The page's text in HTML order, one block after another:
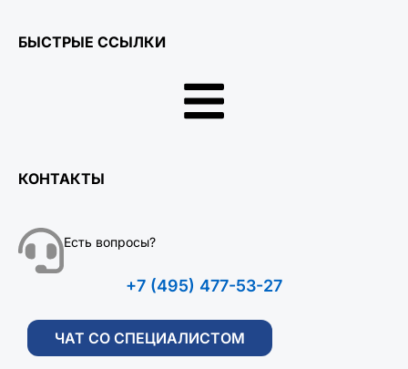
БЫСТРЫЕ ССЫЛКИ
КОНТАКТЫ
Есть вопросы?
+7 (495) 477-53-27
ЧАТ СО СПЕЦИАЛИСТОМ